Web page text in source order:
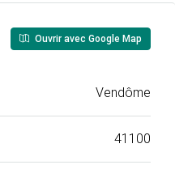
Ouvrir avec Google Map
Vendôme
41100